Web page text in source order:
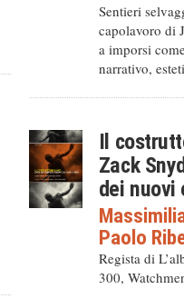
Sentieri
capolavoro di
a imporsi
narrativo,
Il
Zack
dei nuovi
Paolo
Regista di
300,